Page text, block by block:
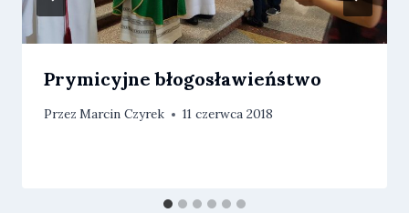
Prymicyjne błogosławieństwo
Przez Marcin Czyrek 11 czerwca 2018